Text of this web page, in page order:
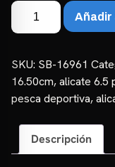
Alicate
6,5"
Multifuncional
-
#WT4923
16,50cm
cantidad
Añadir
SKU: SB-16961
16.50cm,alicate 6.5
pesca deportiva,
Descripción